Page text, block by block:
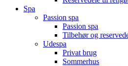
Spa
Passion spa
Passion spa
Tilbehør og
Udespa
Privat brug
Sommerhus